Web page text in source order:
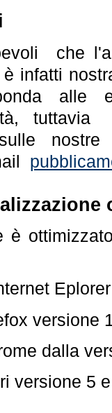
che
infatti
alle
è
versione
dalla
versione 5